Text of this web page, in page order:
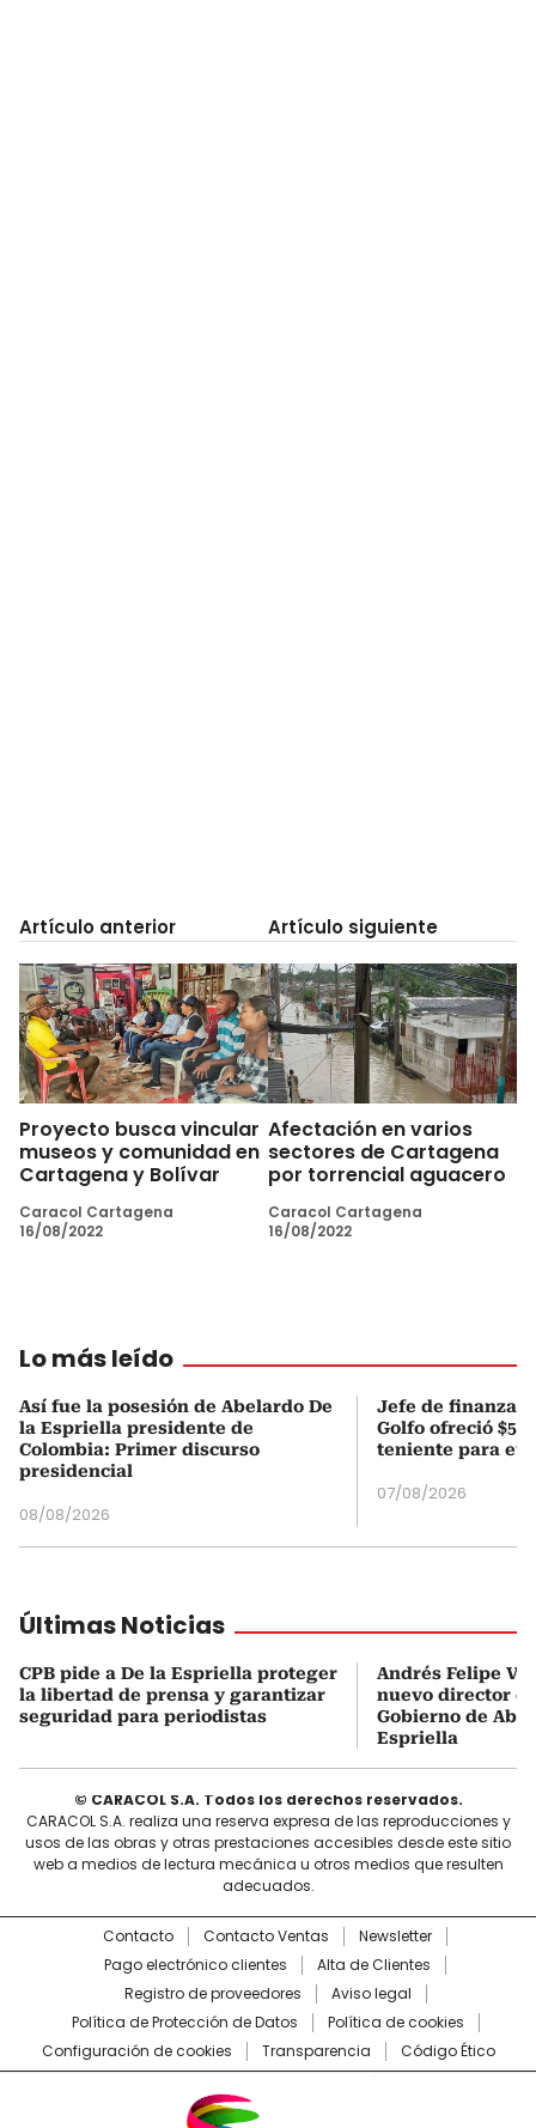
Artículo anterior
Proyecto busca vincular
museos y comunidad en
Cartagena y Bolívar
Caracol Cartagena
16/08/2022
Artículo siguiente
Afectación en varios
sectores de Cartagena
por torrencial aguacero
Caracol Cartagena
16/08/2022
Lo más leído
Así fue la posesión de Abelardo De
la Espriella presidente de
Colombia: Primer discurso
presidencial
08/08/2026
Jefe de finanzas
Golfo ofreció
teniente para
07/08/2026
Últimas Noticias
CPB pide a De la Espriella proteger
la libertad de prensa y garantizar
seguridad para periodistas
Andrés Felipe
nuevo director
Gobierno de
Espriella
© CARACOL S.A. Todos los derechos reservados.
CARACOL S.A. realiza una reserva expresa de las reproducciones y
usos de las obras y otras prestaciones accesibles desde este sitio
web a medios de lectura mecánica u otros medios que resulten
adecuados.
Contacto Contacto Ventas
Newsletter
Pago electrónico clientes
Alta de Clientes
Registro de proveedores
Aviso legal
Política de Protección de Datos
Política de cookies
Configuración de cookies
Transparencia Código Ético